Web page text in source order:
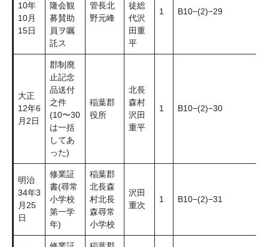
10年
10月
15日
隆会観
募賛助
員ヲ嘱
託ス
管長北
野元峰
徒総
代沢
田重
平
1 B10−(2)−29
大正
12年6
月2日
郡制廃
止記念
品送付
之件
(10〜30
は一括
してあ
った)
稲葉郡
役所
北長
森村
沢田
重平
1 B10−(2)−30
明治
34年3
月25
日
修業証
書(尋常
小学校
第一学
年)
稲葉郡
北長森
村北長
森尋常
小学校
沢田
重次
1 B10−(2)−31